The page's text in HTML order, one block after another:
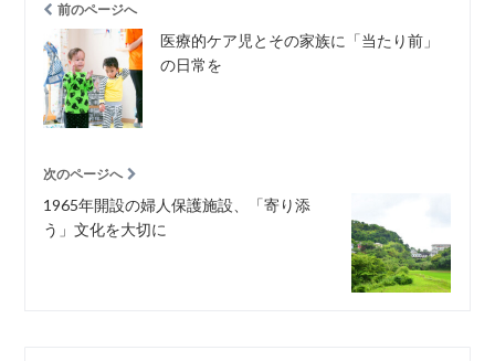
前のページへ
医療的ケア児とその家族に「当たり前」
の日常を
次のページへ
1965年開設の婦人保護施設、「寄り添
う」文化を大切に